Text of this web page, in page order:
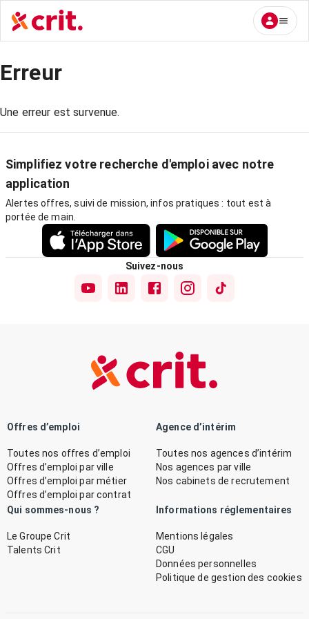
Erreur
Une erreur est survenue.
Simplifiez votre recherche d'emploi avec notre
application
Alertes offres, suivi de mission, infos pratiques : tout est à
portée de main.
Suivez-nous
Offres d’emploi
Toutes nos offres d’emploi
Offres d’emploi par ville
Offres d’emploi par métier
Offres d’emploi par contrat
Agence d’intérim
Toutes nos agences d’intérim
Nos agences par ville
Nos cabinets de recrutement
Qui sommes-nous ?
Le Groupe Crit
Talents Crit
Informations réglementaires
Mentions légales
CGU
Données personnelles
Politique de gestion des cookies